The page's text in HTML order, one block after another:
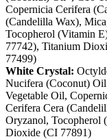
Copernicia Cerifera
(Candelilla Wax),
Tocopherol (Vitamin
77742), Titanium
77499)
White Crystal:
Nucifera (Coconut)
Vegetable Oil,
Cerifera Cera
Oryzanol, Tocopherol
Dioxide (CI 77891)